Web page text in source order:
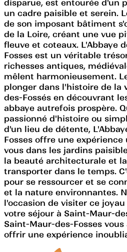
disparue, est entourée d'un
un cadre paisible et serein.
de son imposant bâtiment
de la Loire, créant une vue
fleuve et coteaux. L'Abbaye
Fosses est un véritable
richesses antiques,
mêlent harmonieusement.
plonger dans l'histoire de la
des-Fossés en découvrant
abbaye autrefois prospère.
passionné d'histoire ou
d'un lieu de détente,
Fosses offre une expérience
vous dans les jardins
la beauté architecturale et
transporter dans le temps.
pour se ressourcer et se
et la nature environnantes.
l'occasion de visiter ce
votre séjour à Saint-Maur-
Saint-Maur-des-Fosses
offrir une expérience